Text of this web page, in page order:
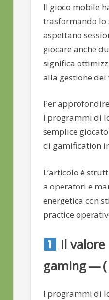
Il gioco mobile
trasformando lo
aspettano
giocare anche
significa
alla gestione dei
Per
i programmi di
semplice
di gamification
L’articolo è
a operatori e
energetica con
practice
Il
gaming — (
I programmi di